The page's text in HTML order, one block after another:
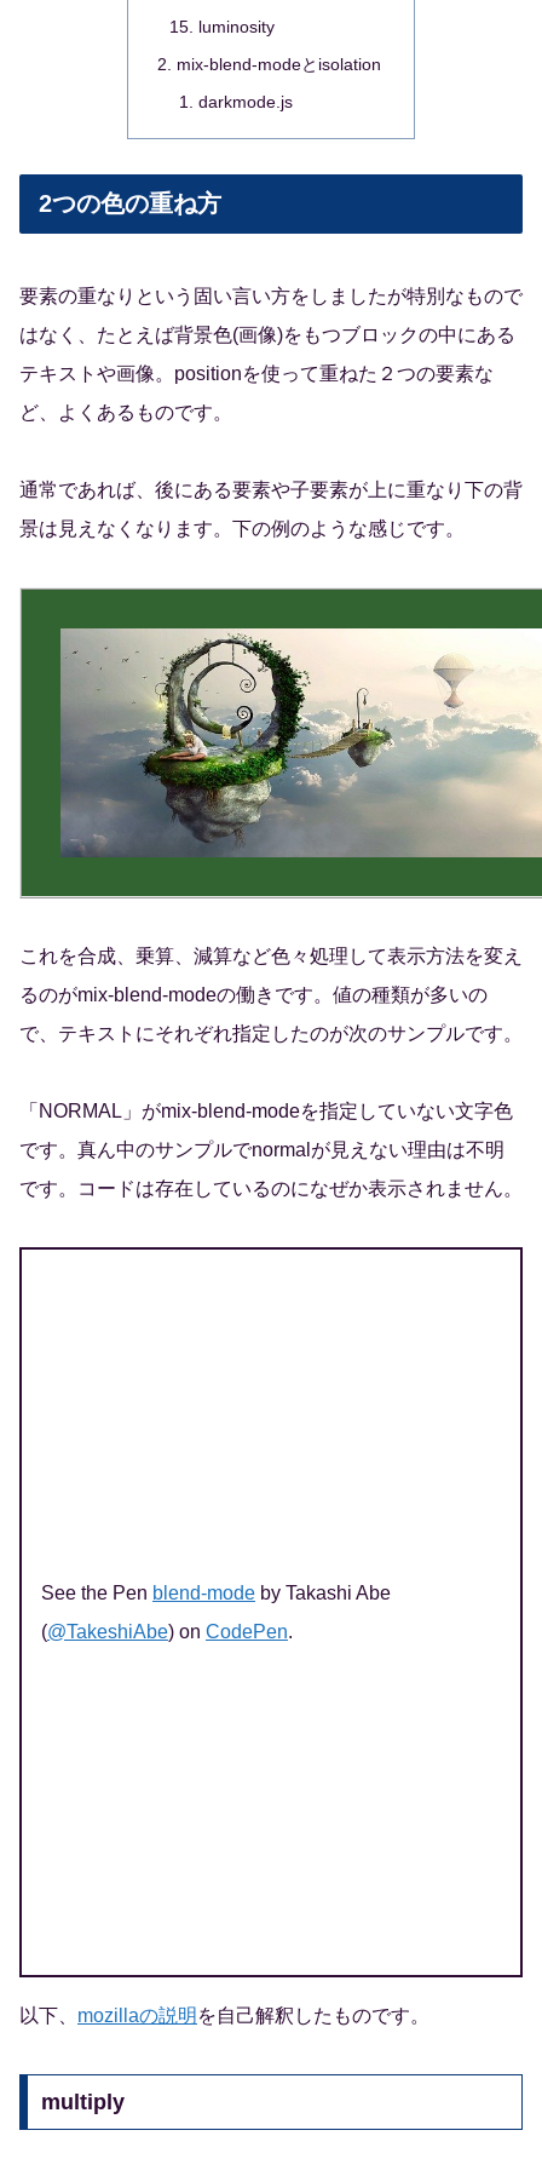
luminosity
mix-blend-modeとisolation
darkmode.js
2つの色の重ね方
要素の重なりという固い言い方をしましたが特別なもので
はなく、たとえば背景色(画像)をもつブロックの中にある
テキストや画像。positionを使って重ねた２つの要素な
ど、よくあるものです。
通常であれば、後にある要素や子要素が上に重なり下の背
景は見えなくなります。下の例のような感じです。
これを合成、乗算、減算など色々処理して表示方法を変え
るのがmix-blend-modeの働きです。値の種類が多いの
で、テキストにそれぞれ指定したのが次のサンプルです。
「NORMAL」がmix-blend-modeを指定していない文字色
です。真ん中のサンプルでnormalが見えない理由は不明
です。コードは存在しているのになぜか表示されません。
See the Pen blend-mode by Takashi Abe
(@TakeshiAbe) on CodePen.
以下、 mozillaの説明 を自己解釈したものです。
multiply